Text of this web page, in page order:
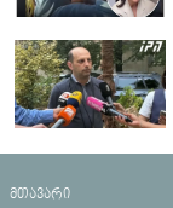
მთავარი